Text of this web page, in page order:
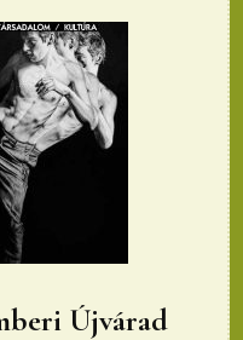
Újvárad